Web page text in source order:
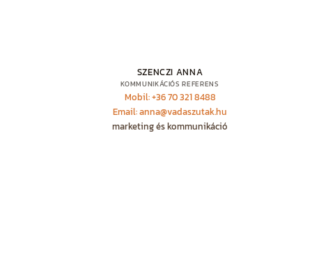
SZENCZI ANNA
KOMMUNIKÁCIÓS REFERENS
Mobil: +36 70 321 8488
Email: anna@vadaszutak.hu
marketing és kommunikáció